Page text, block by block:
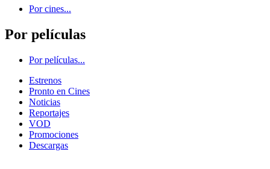
Por cines...
Por películas
Por películas...
Estrenos
Pronto en Cines
Noticias
Reportajes
VOD
Promociones
Descargas